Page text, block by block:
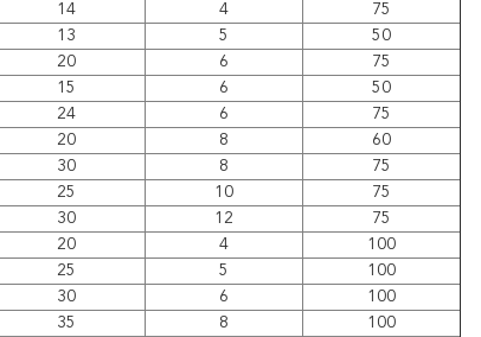
14 4
75
13 5
50
20 6
75
15 6
50
24 6
75
20 8
60
30 8
75
25 10
75
30 12
75
20 4
100
25 5
100
30 6
100
35 8
100